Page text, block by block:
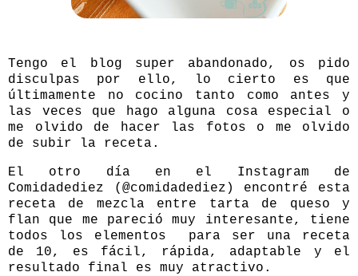
Tengo el blog super abandonado, os pido
disculpas por ello, lo cierto es que
últimamente no cocino tanto como antes y
las veces que hago alguna cosa especial o
me olvido de hacer las fotos o me olvido
de subir la receta.
El otro día en el Instagram de
Comidadediez ( @comidadediez)
encontré esta
receta de mezcla entre tarta de queso y
flan que me pareció muy interesante, tiene
todos los elementos
para ser una receta
de 10, es fácil, rápida, adaptable y el
resultado final es muy atractivo.